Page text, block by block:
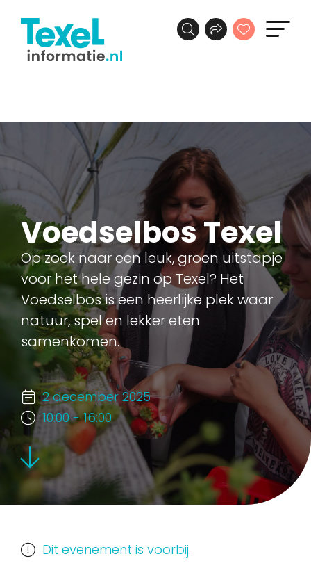
Voedselbos Texel
Op zoek naar een leuk, groen uitstapje
voor het hele gezin op Texel? Het
Voedselbos is een heerlijke plek waar
natuur, spel en lekker eten
samenkomen.
2 december 2025
10:00 - 16:00
Dit evenement is voorbij.